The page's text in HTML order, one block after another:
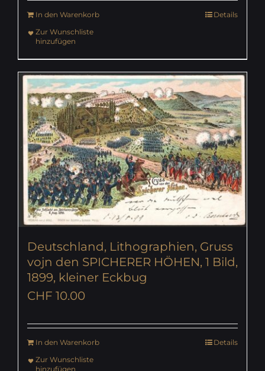
In den Warenkorb
Details
Zur Wunschliste
hinzufügen
Deutschland, Lithographien, Gruss
vojn den SPICHERER HÖHEN, 1 Bild,
1899, kleiner Eckbug
CHF 10.00
In den Warenkorb
Details
Zur Wunschliste
hinzufügen